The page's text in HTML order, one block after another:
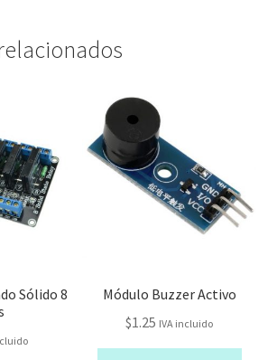
Sólido 8
Módulo Buzzer Activo
$1.25 IVA incluido